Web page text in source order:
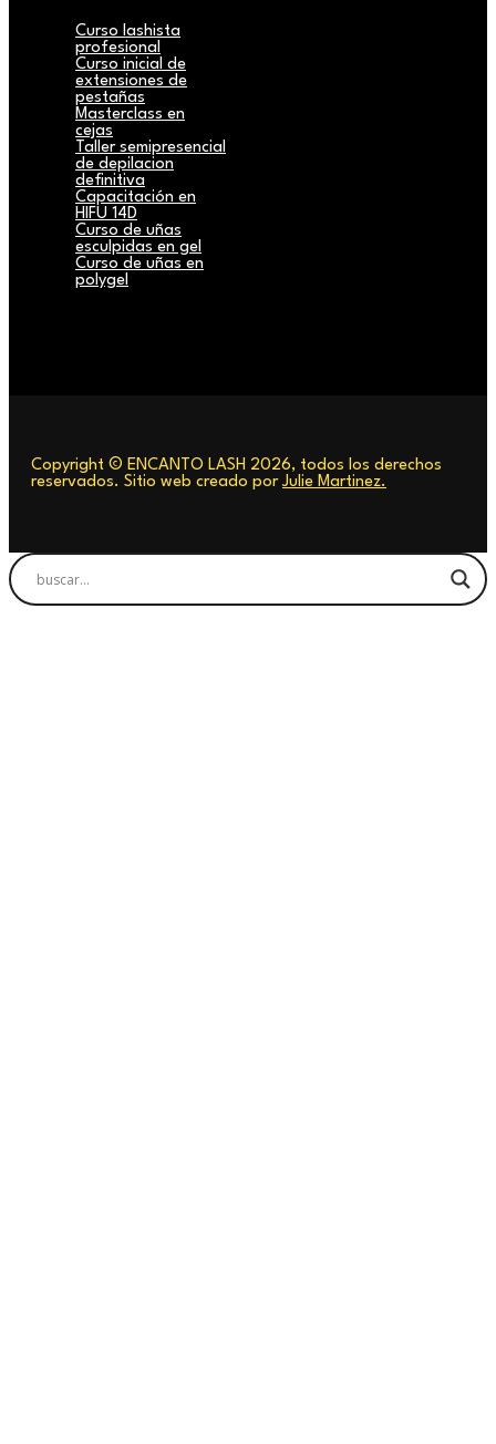
Curso lashista
profesional
Curso inicial de
extensiones de
pestañas
Masterclass en
cejas
Taller semipresencial
de depilacion
definitiva
Capacitación en
HIFU 14D
Curso de uñas
esculpidas en gel
Curso de uñas en
polygel
Copyright © ENCANTO LASH 2026, todos los derechos
reservados. Sitio web creado por Julie Martinez.